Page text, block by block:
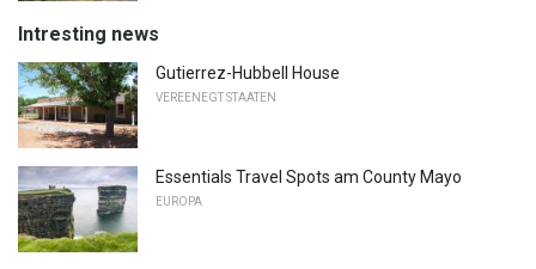
Intresting news
Gutierrez-Hubbell House
VEREENEGT STAATEN
Essentials Travel Spots am County Mayo
EUROPA